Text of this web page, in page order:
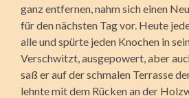
ganz entfernen, nahm sich einen
für den nächsten Tag vor. Heute
alle und spürte jeden Knochen in
Verschwitzt, ausgepowert, aber
saß er auf der schmalen Terrasse
lehnte mit dem Rücken an der